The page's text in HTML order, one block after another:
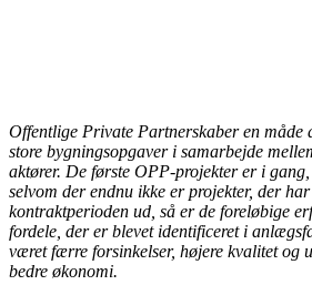
Offentlige Private Partnerskaber en
store bygningsopgaver i samarbejde
aktører. De første OPP-projekter er i
selvom der endnu ikke er projekter, der
kontraktperioden ud, så er de foreløbige
fordele, der er blevet identificeret i
været færre forsinkelser, højere kvalitet og
bedre økonomi.